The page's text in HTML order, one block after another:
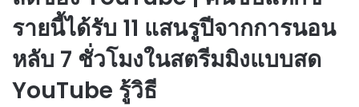
รายนี้ได้รับ 11 แสนรูปีจากการนอน
หลับ 7 ชั่วโมงในสตรีมมิงแบบสด
YouTube รู้วิธี